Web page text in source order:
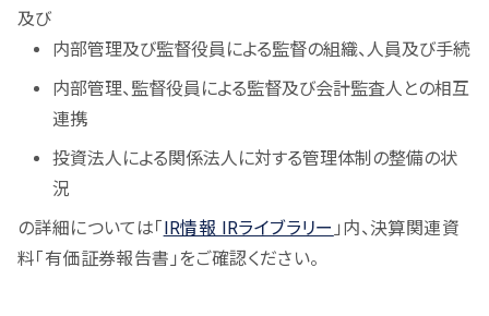
及び
内部管理及び監督役員による監督の組織、人員及び手続
内部管理、監督役員による監督及び会計監査人との相互
連携
投資法人による関係法人に対する管理体制の整備の状
況
の詳細については「IR情報 IRライブラリー 」内、決算関連資
料「有価証券報告書」をご確認ください。